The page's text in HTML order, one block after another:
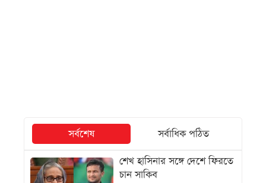
সর্বশেষ
সর্বাধিক পঠিত
শেখ হাসিনার সঙ্গে দেশে ফিরতে
চান সাকিব